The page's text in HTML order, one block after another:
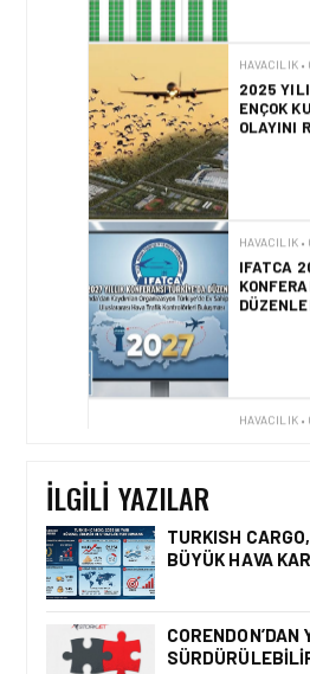
2025
ENÇOK
OLAYINI
IFATCA
ÇELEBI
YÜZDE
KARŞI
İLGILI YAZILAR
TURKISH
BÜYÜK HAVA